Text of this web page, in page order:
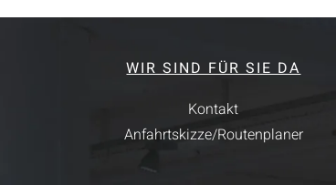
WIR SIND FÜR SIE DA
Kontakt
Anfahrtskizze/Routenplaner